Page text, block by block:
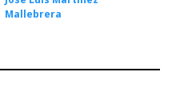
Mallebrera